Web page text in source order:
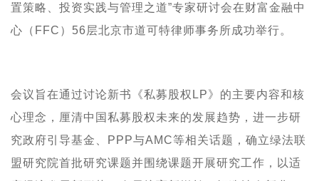
置策略、投资实践与管理之道”专家研讨会在财富金融中
心（ FFC ） 56 层北京市道可特律师事务所成功举行。
会议旨在通过讨论新书《私募股权 LP》的主要内容和核
心理念，厘清中国 私募股权未来的发展趋势 ，进一步研
究政府引导基金、 PPP与AMC等相关话题，确立绿法联
盟研究院首批研究课题并围绕课题开展研究工作，以适